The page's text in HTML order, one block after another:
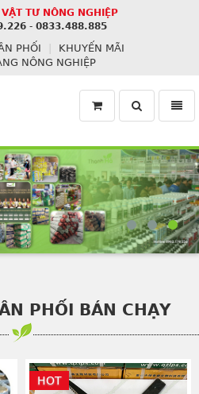
TƯ NÔNG NGHIỆP
- 0833.488.885
PHỐI
KHUYẾN MÃI
NÔNG NGHIỆP
Toggle
search
PHỐI BÁN CHẠY
HOT